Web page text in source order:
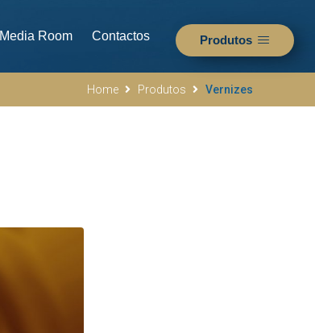
Media Room Contactos Produtos
Home Produtos Vernizes